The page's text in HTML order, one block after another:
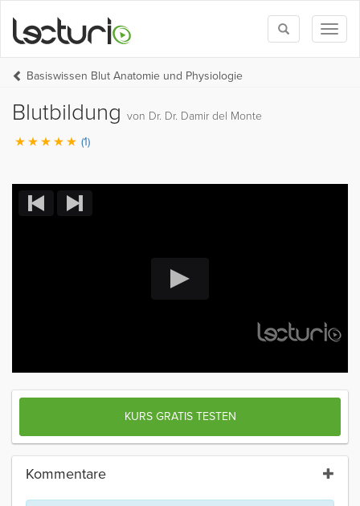
Toggle
search
Basiswissen Blut Anatomie und Physiologie
Blutbildung von Dr. Dr. Damir del Monte
(1)
KURS GRATIS TESTEN
Kommentare